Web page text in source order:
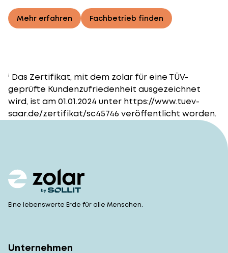
Mehr erfahren Fachbetrieb finden
ⁱ Das Zertifikat, mit dem zolar für eine TÜV-
geprüfte Kundenzufriedenheit ausgezeichnet
wird, ist am 01.01.2024 unter https://www.tuev-
saar.de/zertifikat/sc45746 veröffentlicht worden.
Eine lebenswerte Erde für alle Menschen.
Unternehmen